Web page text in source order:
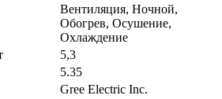
Вентиляция, Ночной,
Обогрев, Осушение,
Охлаждение
5,3
5.35
Gree Electric Inc.